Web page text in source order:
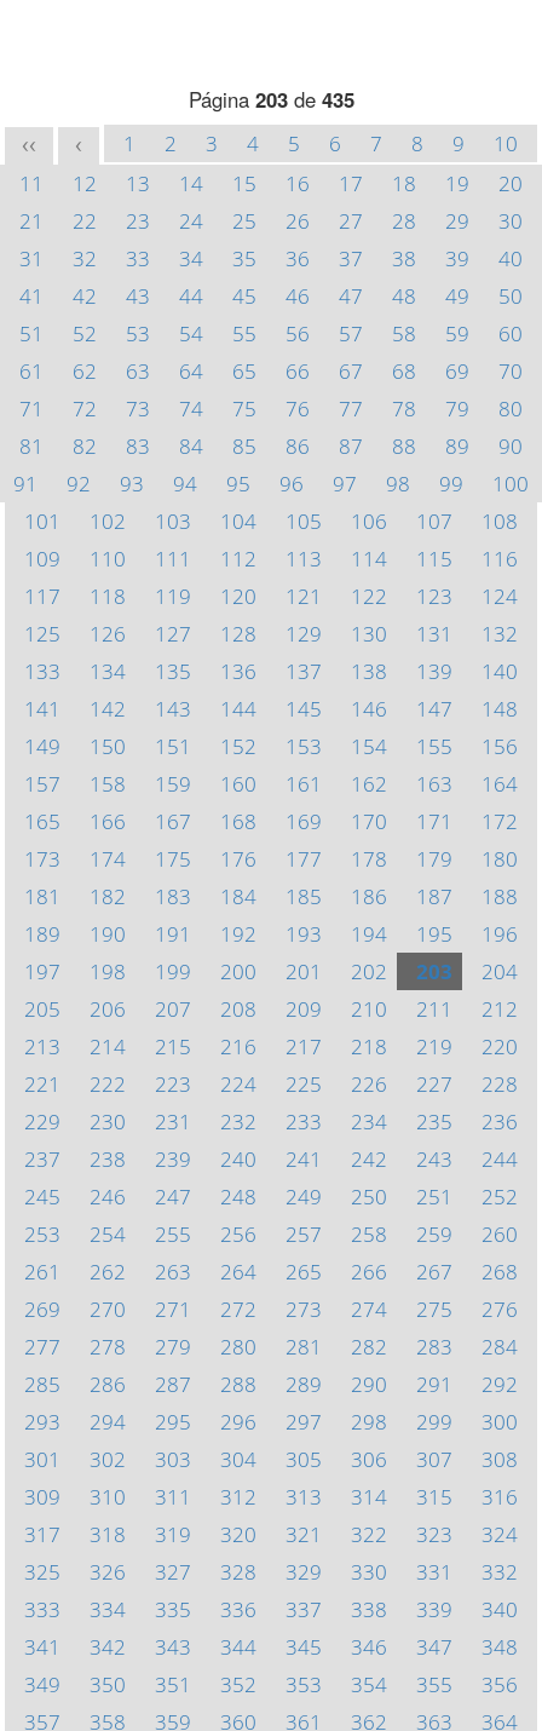
Página 203de 435
<< < 1 2 3 4 5 6 7 8 9
10
11
12 13 14 15 16 17 18 19
20
21
22 23 24 25 26 27 28 29
30
31
32 33 34 35 36 37 38 39
40
41
42 43 44 45 46 47 48 49
50
51
52 53 54 55 56 57 58 59
60
61
62 63 64 65 66 67 68 69
70
71
72 73 74 75 76 77 78 79
80
81
82 83 84 85 86 87 88 89
90
91
92 93 94 95 96 97 98 99
100
101
102 103 104 105 106 107
108
109
110 111 112 113 114 115
116
117
118 119 120 121 122 123
124
125
126 127 128 129 130 131
132
133
134 135 136 137 138 139
140
141
142 143 144 145 146 147
148
149
150 151 152 153 154 155
156
157
158 159 160 161 162 163
164
165
166 167 168 169 170 171
172
173
174 175 176 177 178 179
180
181
182 183 184 185 186 187
188
189
190 191 192 193 194 195
196
197
198 199 200 201 202 203
204
205
206 207 208 209 210 211
212
213
214 215 216 217 218 219
220
221
222 223 224 225 226 227
228
229
230 231 232 233 234 235
236
237
238 239 240 241 242 243
244
245
246 247 248 249 250 251
252
253
254 255 256 257 258 259
260
261
262 263 264 265 266 267
268
269
270 271 272 273 274 275
276
277
278 279 280 281 282 283
284
285
286 287 288 289 290 291
292
293
294 295 296 297 298 299
300
301
302 303 304 305 306 307
308
309
310 311 312 313 314 315
316
317
318 319 320 321 322 323
324
325
326 327 328 329 330 331
332
333
334 335 336 337 338 339
340
341
342 343 344 345 346 347
348
349
350 351 352 353 354 355
356
357
358 359 360 361 362 363 364